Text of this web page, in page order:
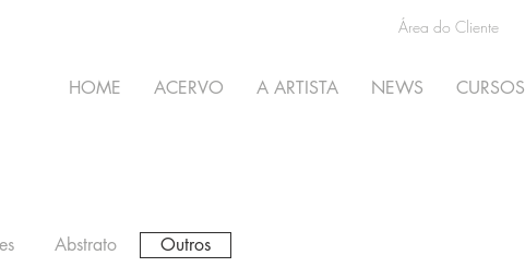
Área do Cliente
HOME ACERVO A ARTISTA NEWS CURSOS
Abstrato Outros